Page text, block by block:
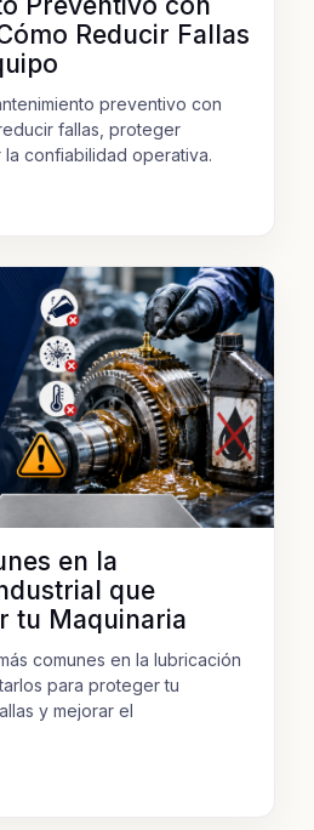
Reducir Fallas
preventivo con
fallas, proteger
la confiabilidad operativa.
en la
que
tu Maquinaria
comunes en la lubricación
para proteger tu
y mejorar el